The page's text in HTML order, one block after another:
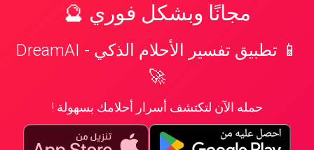
مجانًا وبشكل فوري 🔮
📱 تطبيق تفسير الأحلام الذكي - DreamAI
🚀
حمله الآن لتكتشف أسرار أحلامك بسهولة !